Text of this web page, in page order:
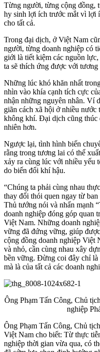
Từng người, từng cộng đồng,
hy sinh lợi ích trước mắt vì lợi
cho tất cả.
Trong đại dịch, ở Việt Nam
người, từng doanh nghiệp có
giới là tiết kiệm các nguồn
ta sẽ thích ứng được với tương
Những lúc khó khăn nhất
nhìn vào khía cạnh tích cực
nhận những nguyên nhân. Ví
giãn cách xã hội ở nhiều
không khí. Đại dịch cũng thúc
nhiên hơn.
Ngược lại, tình hình biến
rằng trong tương lai có thể
xảy ra cùng lúc với nhiều yếu
do biến đổi khí hậu.
“Chúng ta phải cùng nhau
thay đổi thói quen ngay từ
Thủ tướng nói và nhấn mạnh
doanh nghiệp đóng góp quan
Việt Nam. Những doanh
vững đã đứng vững, giúp
cộng đồng doanh nghiệp Việt
và nhỏ, cần cùng nhau xây
bền vững. Đừng coi đây chỉ là
mà là của tất cả các doanh
Ông Phạm Tấn Công, Chủ
nghiệp
Ông Phạm Tấn Công, Chủ
Việt Nam cho biết: Từ thực
nghiệp thời gian vừa qua, có